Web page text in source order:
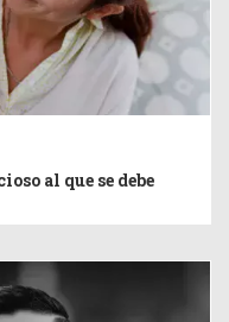
al que se debe